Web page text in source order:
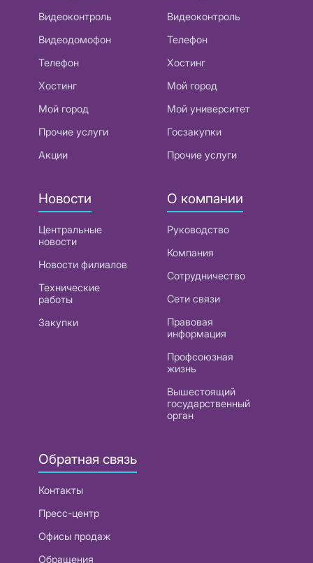
Видеоконтроль
Видеодомофон
Телефон
Хостинг
Мой город
Прочие услуги
Акции
Видеоконтроль
Телефон
Хостинг
Мой город
Мой университет
Госзакупки
Прочие услуги
Новости
Центральные
новости
Новости филиалов
Технические
работы
Закупки
О компании
Руководство
Компания
Сотрудничество
Сети связи
Правовая
информация
Профсоюзная
жизнь
Вышестоящий
государственный
орган
Обратная связь
Контакты
Пресс-центр
Офисы продаж
Обращения